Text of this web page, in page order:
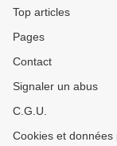
Top articles
Pages
Contact
Signaler un abus
C.G.U.
Cookies et données